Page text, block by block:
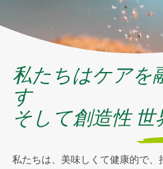
私たちはケアを
す
そして創造性世
私たちは、美味しくて健康的で、